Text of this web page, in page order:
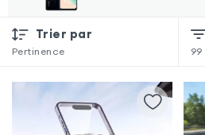
Trier par
Pertinence 99